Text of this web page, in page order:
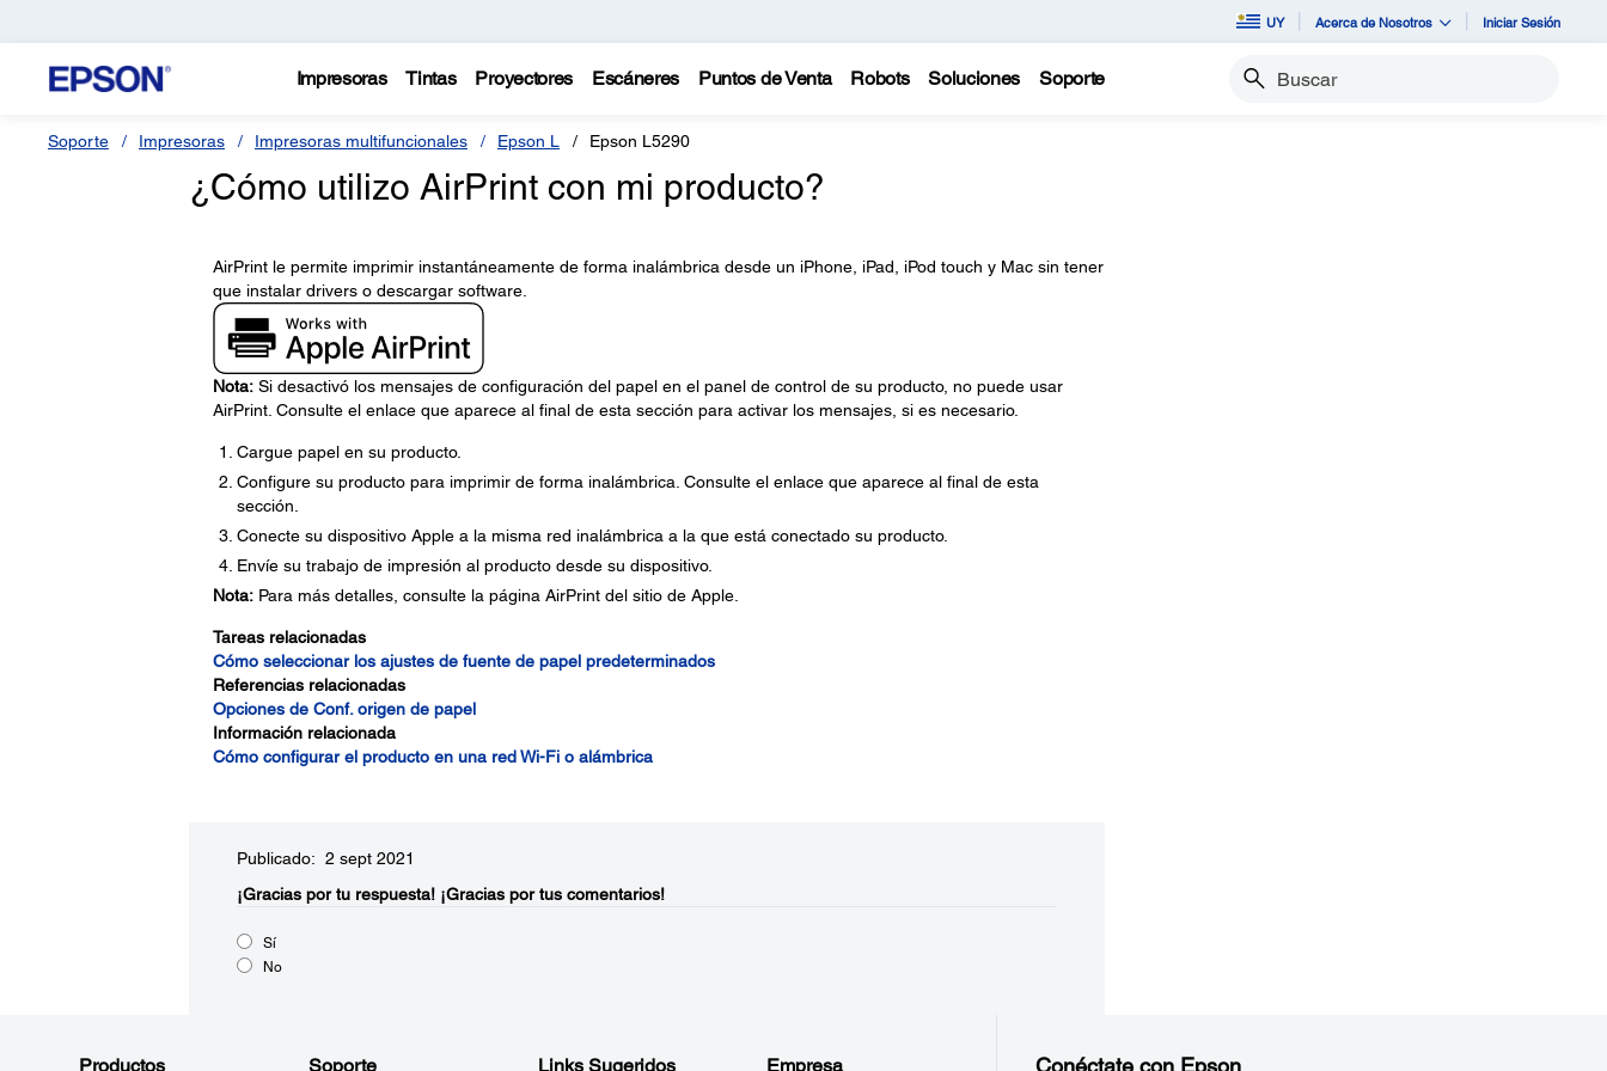
UY Acerca de Nosotros Iniciar Sesión
Impresoras Tintas Proyectores Escáneres Puntos de Venta Robots Soluciones Soporte Buscar
Soporte Impresoras Impresoras multifuncionales Epson L Epson L5290
¿Cómo utilizo AirPrint con mi producto?
AirPrint le permite imprimir instantáneamente de forma inalámbrica desde un iPhone, iPad, iPod touch y Mac sin tener
que instalar drivers o descargar software.
Nota:Si desactivó los mensajes de configuración del papel en el panel de control de su producto, no puede usar
AirPrint. Consulte el enlace que aparece al final de esta sección para activar los mensajes, si es necesario.
Cargue papel en su producto.
Configure su producto para imprimir de forma inalámbrica. Consulte el enlace que aparece al final de esta
sección.
Conecte su dispositivo Apple a la misma red inalámbrica a la que está conectado su producto.
Envíe su trabajo de impresión al producto desde su dispositivo.
Nota:Para más detalles, consulte la página AirPrint del sitio de Apple.
Tareas relacionadas
Cómo seleccionar los ajustes de fuente de papel predeterminados
Referencias relacionadas
Opciones de Conf. origen de papel
Información relacionada
Cómo configurar el producto en una red Wi-Fi o alámbrica
Publicado: 2 sept 2021
¡Gracias por tu respuesta! ¡Gracias por tus comentarios!
Sí
No
Productos Soporte Links Sugeridos Empresa Conéctate con Epson